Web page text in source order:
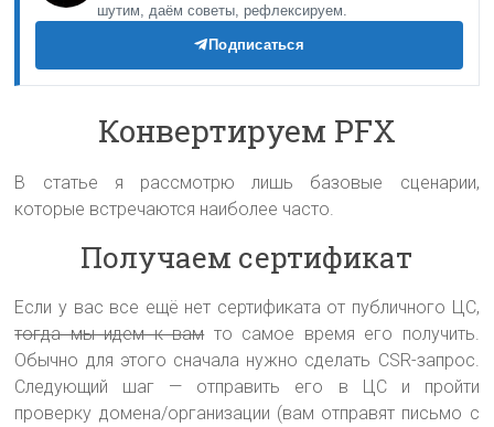
шутим, даём советы, рефлексируем.
Подписаться
Конвертируем PFX
В статье я рассмотрю лишь базовые сценарии,
которые встречаются наиболее часто.
Получаем сертификат
Если у вас все ещё нет сертификата от публичного ЦС,
тогда мы идем к вамто самое время его получить.
Обычно для этого сначала нужно сделать CSR-запрос.
Следующий шаг — отправить его в ЦС и пройти
проверку домена/организации (вам отправят письмо с